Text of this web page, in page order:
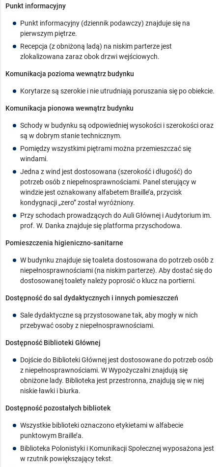
Punkt informacyjny
Punkt informacyjny (dziennik podawczy) znajduje się na
pierwszym piętrze.
Recepcja (z obniżoną ladą) na niskim parterze jest
zlokalizowana zaraz obok drzwi wejściowych.
Komunikacja pozioma wewnątrz budynku
Korytarze są szerokie i nie utrudniają poruszania się po obiekcie.
Komunikacja pionowa wewnątrz budynku
Schody w budynku są odpowiedniej wysokości i szerokości oraz
są w dobrym stanie technicznym.
Pomiędzy wszystkimi piętrami można przemieszczać się
windami.
Jedna z wind jest dostosowana (szerokość i długość) do
potrzeb osób z niepełnosprawnościami. Panel sterujący w
windzie jest oznakowany alfabetem Braille’a, przycisk
kondygnacji „zero” został wyróżniony.
Przy schodach prowadzących do Auli Głównej i Audytorium im.
prof. W. Danka znajduje się platforma przyschodowa.
Pomieszczenia higieniczno-sanitarne
W budynku znajduje się toaleta dostosowana do potrzeb osób z
niepełnosprawnościami (na niskim parterze). Aby dostać się do
dostosowanej toalety należy poprosić o klucz na portierni.
Dostępność do sal dydaktycznych i innych pomieszczeń
Sale dydaktyczne są przystosowane tak, aby mogły w nich
przebywać osoby z niepełnosprawnościami.
Dostępność Biblioteki Głównej
Dojście do Biblioteki Głównej jest dostosowane do potrzeb osób
z niepełnosprawnościami. W Wypożyczalni znajdują się
obniżone lady. Biblioteka jest przestronna, znajdują się w niej
niskie ławki i biurka.
Dostępność pozostałych bibliotek
Wszystkie biblioteki oznaczono etykietami w alfabecie
punktowym Braille’a.
Biblioteka Polonistyki i Komunikacji Społecznej wyposażona jest
w rzutnik powiększający tekst.